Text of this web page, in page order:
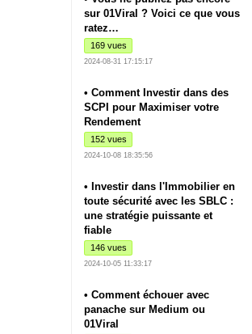
sur 01Viral ? Voici ce que vous
ratez…
169 vues
2024-08-31 17:15:17
• Comment Investir dans des
SCPI pour Maximiser votre
Rendement
152 vues
2024-10-08 18:35:56
• Investir dans l'Immobilier en
toute sécurité avec les SBLC :
une stratégie puissante et
fiable
146 vues
2024-10-05 11:33:17
• Comment échouer avec
panache sur Medium ou
01Viral